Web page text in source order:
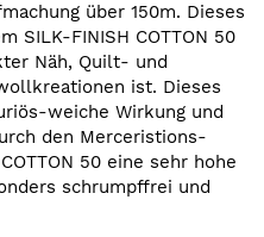
über 150m. Dieses
SILK-FINISH COTTON 50
Näh, Quilt- und
ist. Dieses
weiche Wirkung und
den Merceristions-
50 eine sehr hohe
schrumpffrei und